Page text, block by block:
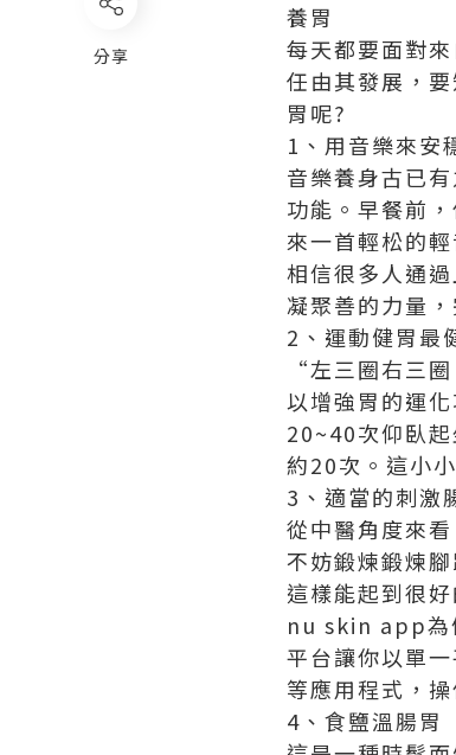
養胃
每天都要面對
任由其發展，
胃呢?
1、用音樂來安
音樂養身古已
功能。早餐前
來一首輕松的
相信很多人通
凝聚善的力量
2、運動健胃最
“左三圈右三
以增強胃的運
20~40次仰臥
約20次。這小
3、適當的刺激
從中醫角度來
不妨鍛煉鍛煉
這樣能起到很
nu skin app
平台讓你以單
等應用程式，
4、食鹽溫腸胃
分享